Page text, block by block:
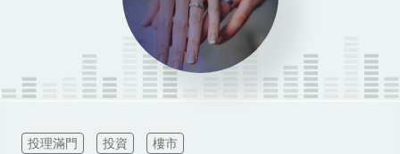
財
科
投理滿門 投資 樓市